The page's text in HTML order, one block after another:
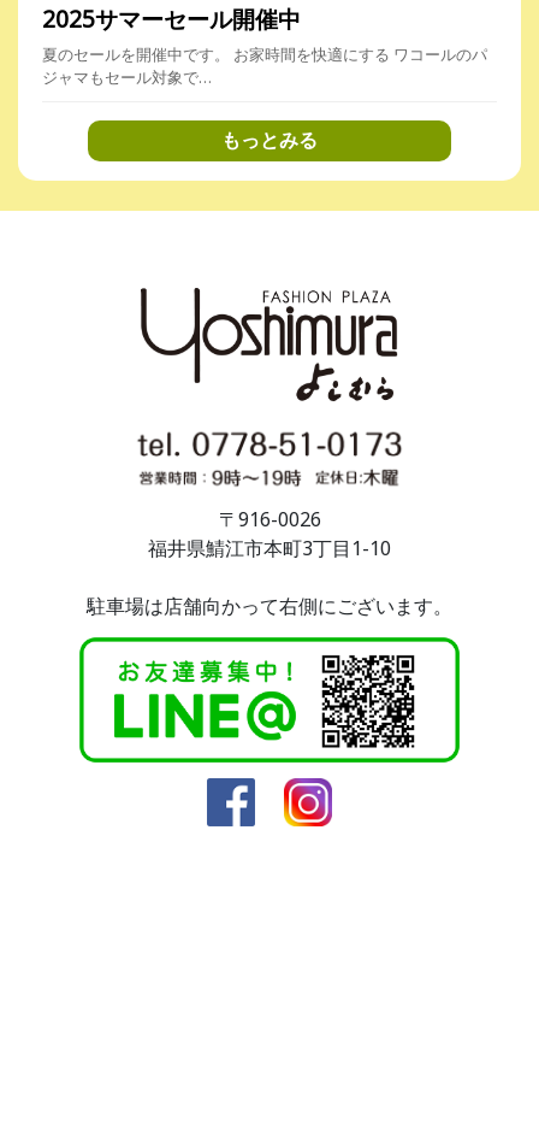
2025サマーセール開催中
夏のセールを開催中です。 お家時間を快適にする ワコールのパ
ジャマもセール対象で…
もっとみる
〒916-0026
福井県鯖江市本町3丁目1-10
駐車場は店舗向かって右側にございます。